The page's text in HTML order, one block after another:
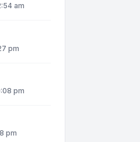
am
pm
pm
pm